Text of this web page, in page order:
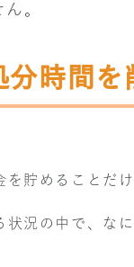
。
時間を
を貯めることだ
況の中で、な